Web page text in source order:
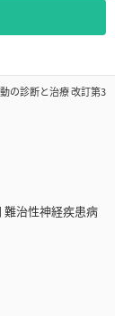
の診断と治療 改訂第3
治性神経疾患病